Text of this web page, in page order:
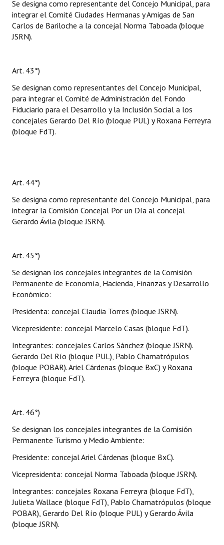
Se designa como representante del Concejo Municipal, para
integrar el Comité Ciudades Hermanas y Amigas de San
Carlos de Bariloche a la concejal Norma Taboada (bloque
JSRN).
Art. 43°)
Se designan como representantes del Concejo Municipal,
para integrar el Comité de Administración del Fondo
Fiduciario para el Desarrollo y la Inclusión Social a los
concejales Gerardo Del Río (bloque PUL) y Roxana Ferreyra
(bloque FdT).
Art. 44°)
Se designa como representante del Concejo Municipal, para
integrar la Comisión Concejal Por un Día al concejal
Gerardo Ávila (bloque JSRN).
Art. 45°)
Se designan los concejales integrantes de la Comisión
Permanente de Economía, Hacienda, Finanzas y Desarrollo
Económico:
Presidenta: concejal Claudia Torres (bloque JSRN).
Vicepresidente: concejal Marcelo Casas (bloque FdT).
Integrantes: concejales Carlos Sánchez (bloque JSRN).
Gerardo Del Río (bloque PUL), Pablo Chamatrópulos
(bloque POBAR). Ariel Cárdenas (bloque BxC) y Roxana
Ferreyra (bloque FdT).
Art. 46°)
Se designan los concejales integrantes de la Comisión
Permanente Turismo y Medio Ambiente:
Presidente: concejal Ariel Cárdenas (bloque BxC).
Vicepresidenta: concejal Norma Taboada (bloque JSRN).
Integrantes: concejales Roxana Ferreyra (bloque FdT),
Julieta Wallace (bloque FdT), Pablo Chamatrópulos (bloque
POBAR), Gerardo Del Río (bloque PUL) y Gerardo Ávila
(bloque JSRN).